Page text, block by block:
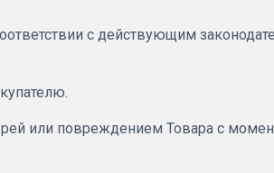
с действующим
или повреждением Товара с